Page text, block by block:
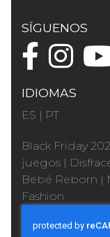
SÍGUENOS
IDIOMAS
ES | PT
Black Friday
juegos |
Bebé Reborn |
Fashion